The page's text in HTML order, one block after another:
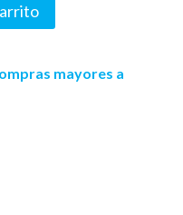
mayores a